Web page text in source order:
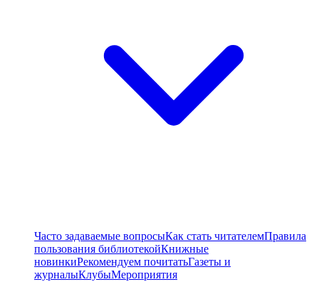
Часто задаваемые вопросыКак стать читателемПравила
пользования библиотекойКнижные
новинкиРекомендуем почитатьГазеты и
журналыКлубыМероприятия